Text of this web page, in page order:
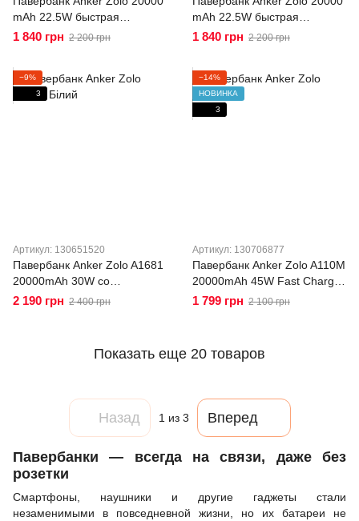
mAh 22.5W быстрая
зарядка, Power Bank для
A110EP11 Black
1 840 грн 2 200 грн
mAh 22.5W быстрая
зарядка, Power Bank для
A110EP12
1 840 грн 2 200 грн
−9%
3
Артикул: 130651520
Павербанк Anker Zolo A1681
20000mAh 30W со
встроенными кабелями
2 190 грн 2 400 грн
−14%
НОВИНКА
3
Артикул: 130706877
Павербанк Anker Zolo A110M
20000mAh 45W Fast Charge
PD с двумя встроенными
1 799 грн 2 100 грн
Показать еще 20 товаров
Назад 1 из 3 Вперед
Павербанки — всегда на связи, даже без
розетки
Смартфоны, наушники и другие гаджеты стали
незаменимыми в повседневной жизни, но их батареи не